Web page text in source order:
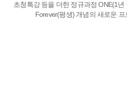
초청특강 등을 더한 정규과정 ONE(1년
Forever(평생) 개념의 새로운